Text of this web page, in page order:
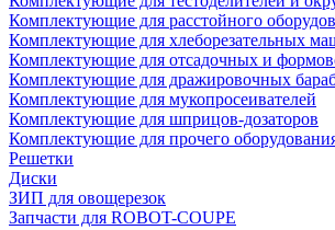
Комплектующие для расстойного
Комплектующие для хлеборезательных
Комплектующие для отсадочных и
Комплектующие для дражировочных
Комплектующие для мукопросеивателей
Комплектующие для шприцов-дозаторов
Комплектующие для прочего
Решетки
Диски
ЗИП для овощерезок
Запчасти для ROBOT-COUPE